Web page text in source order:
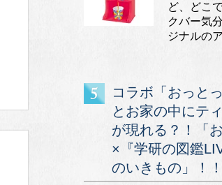
ど、どこ
クバー気
ジナルの
コラボ「おっと
とお家の中にテ
が現れる？！「
×『学研の図鑑
のいきもの」！！